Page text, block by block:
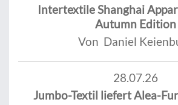
Intertextile Shanghai
Autumn Edition
Von Daniel
28.07.26
Jumbo-Textil liefert Alea-